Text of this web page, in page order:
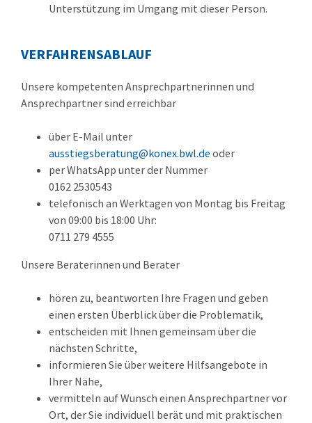
Unterstützung im Umgang mit dieser Person.
VERFAHRENSABLAUF
Unsere kompetenten Ansprechpartnerinnen und
Ansprechpartner sind erreichbar
über E-Mail unter
ausstiegsberatung@konex.bwl.de oder
per WhatsApp unter der Nummer
0162 2530543
telefonisch an Werktagen von Montag bis Freitag
von 09:00 bis 18:00 Uhr:
0711 279 4555
Unsere Beraterinnen und Berater
hören zu, beantworten Ihre Fragen und geben
einen ersten Überblick über die Problematik,
entscheiden mit Ihnen gemeinsam über die
nächsten Schritte,
informieren Sie über weitere Hilfsangebote in
Ihrer Nähe,
vermitteln auf Wunsch einen Ansprechpartner vor
Ort, der Sie individuell berät und mit praktischen